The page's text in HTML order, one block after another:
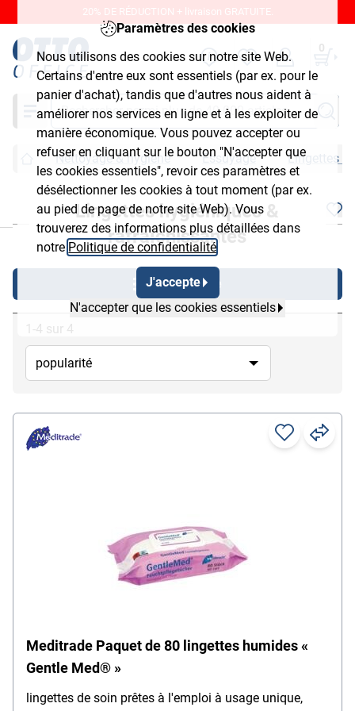
Paramètres des cookies
Nous utilisons des cookies sur notre site Web.
Certains d'entre eux sont essentiels (par ex. pour le
panier d'achat), tandis que d'autres nous aident à
améliorer nos services en ligne et à les exploiter de
manière économique. Vous pouvez accepter ou
refuser en cliquant sur le bouton "N'accepter que
les cookies essentiels", revoir ces paramètres et
désélectionner les cookies à tout moment (par ex.
au pied de page de notre site Web). Vous
trouverez des informations plus détaillées dans
notre Politique de confidentialité.
J'accepte
N'accepter que les cookies essentiels
20% DE RÉDUCTION + livraison GRATUITE.
0
Chercher
Nettoyage & hygiène Essuyage Lingettes
Lingettes hygiéniques &
rafraîchissantes
Afficher filtre
1-4 sur 4
Meditrade Paquet de 80 lingettes humides «
Gentle Med® »
lingettes de soin prêtes à l'emploi à usage unique,